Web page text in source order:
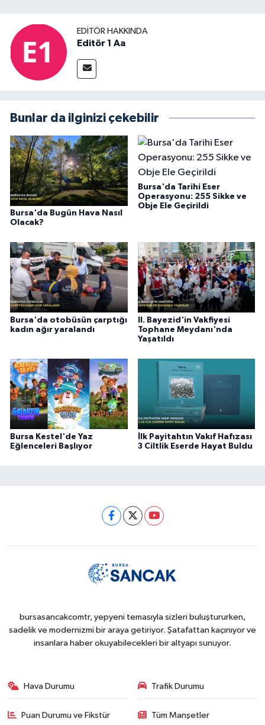
EDITÖR HAKKINDA
Editör 1 Aa
Bunlar da ilginizi çekebilir
Bursa'da Bugün Hava Nasıl
Olacak?
Bursa'da Tarihi Eser
Operasyonu: 255 Sikke ve
Obje Ele Geçirildi
Bursa'da otobüsün çarptığı
kadın ağır yaralandı
II. Bayezid'in Vakfiyesi
Tophane Meydanı'nda
Yaşatıldı
Bursa Kestel'de Yaz
Eğlenceleri Başlıyor
İlk Payitahtın Vakıf Hafızası
3 Ciltlik Eserde Hayat Buldu
bursasancakcomtr, yepyeni temasıyla sizleri buluştururken,
sadelik ve modernizmi bir araya getiriyor. Şatafattan kaçınıyor ve
insanlara haber okuyabilecekleri bir altyapı sunuyor.
Hava Durumu Trafik Durumu
Puan Durumu ve Fikstür Tüm Manşetler